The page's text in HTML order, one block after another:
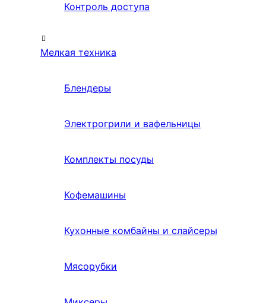
Контроль доступа
Мелкая техника
Блендеры
Электрогрили и вафельницы
Комплекты посуды
Кофемашины
Кухонные комбайны и слайсеры
Мясорубки